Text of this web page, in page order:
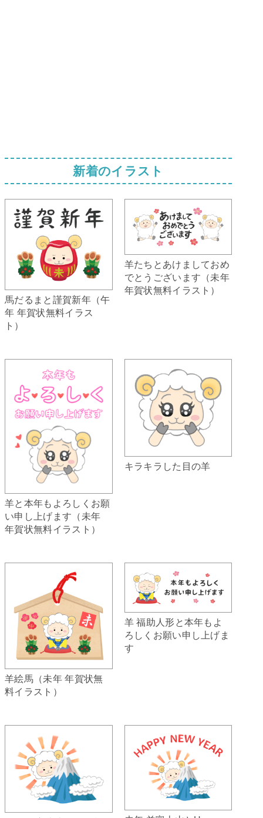
新着のイラスト
馬だるまと謹賀新年（午
年 年賀状無料イラス
ト）
羊たちとあけましておめ
でとうございます（未年
年賀状無料イラスト）
羊と本年もよろしくお願
い申し上げます（未年
年賀状無料イラスト）
キラキラした目の羊
羊絵馬（未年 年賀状無
料イラスト）
羊 福助人形と本年もよ
ろしくお願い申し上げま
す